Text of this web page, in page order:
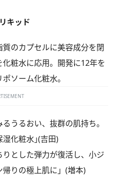
キッド
のカプセルに美容成分を閉
粧水に応用。開発に12年を
ソーム化粧水。
うるおい、抜群の肌持ち。
化粧水｣(吉田)
りとした弾力が復活し、小ジ
りの極上肌に」(増本)